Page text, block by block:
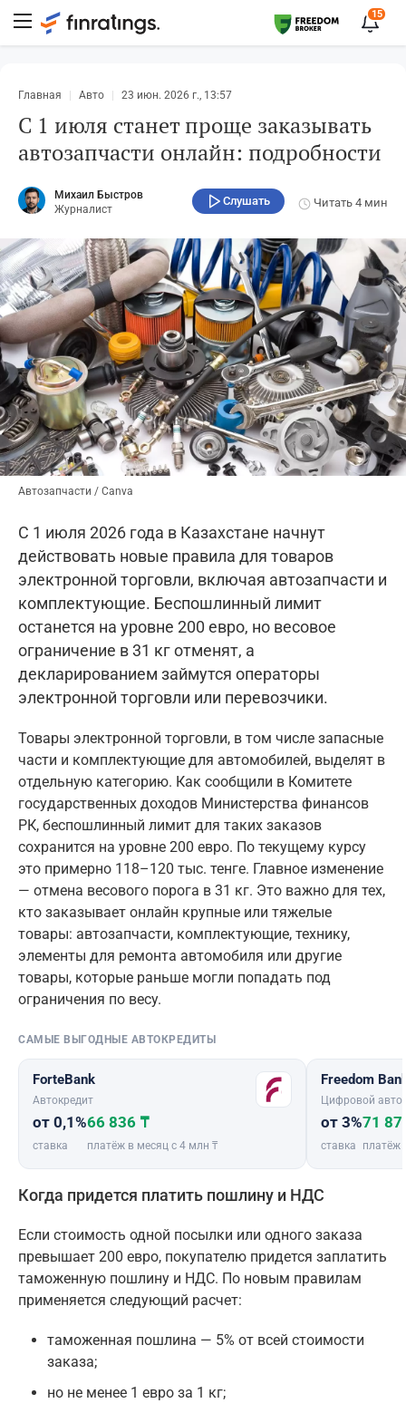
15
Главная Авто 23 июн. 2026 г., 13:57
С 1 июля станет проще заказывать
автозапчасти онлайн: подробности
Михаил Быстров
Журналист
Слушать Читать 4 мин
Автозапчасти / Canva
С 1 июля 2026 года в Казахстане начнут
действовать новые правила для товаров
электронной торговли, включая автозапчасти и
комплектующие. Беспошлинный лимит
останется на уровне 200 евро, но весовое
ограничение в 31 кг отменят, а
декларированием займутся операторы
электронной торговли или перевозчики.
Товары электронной торговли, в том числе запасные
части и комплектующие для автомобилей, выделят в
отдельную категорию. Как сообщили в Комитете
государственных доходов Министерства финансов
РК, беспошлинный лимит для таких заказов
сохранится на уровне 200 евро. По текущему курсу
это примерно 118–120 тыс. тенге. Главное изменение
— отмена весового порога в 31 кг. Это важно для тех,
кто заказывает онлайн крупные или тяжелые
товары: автозапчасти, комплектующие, технику,
элементы для ремонта автомобиля или другие
товары, которые раньше могли попадать под
ограничения по весу.
САМЫЕ ВЫГОДНЫЕ АВТОКРЕДИТЫ
ForteBank
Автокредит
от 0,1%
ставка
66 836 ₸
платёж в месяц с 4 млн ₸
Freedom
Цифровой
от 3%
ставка
71
платёж
Когда придется платить пошлину и НДС
Если стоимость одной посылки или одного заказа
превышает 200 евро, покупателю придется заплатить
таможенную пошлину и НДС. По новым правилам
применяется следующий расчет:
таможенная пошлина — 5% от всей стоимости
заказа;
но не менее 1 евро за 1 кг;